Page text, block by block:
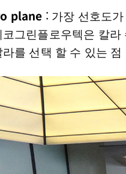
plane : 가장 선호도
그린플로우텍은 칼
를 선택 할 수 있는